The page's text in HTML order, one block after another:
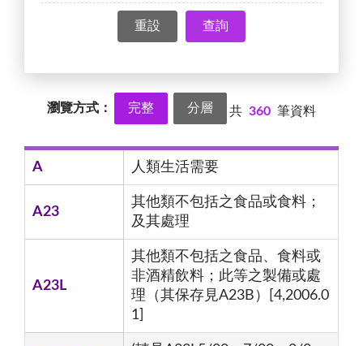
查詢
瀏覽方式： 完整 分層 共 360 筆資料
A 人類生活需要
A23
其他類不包括之食品或食料；
及其處理
A23L
其他類不包括之食品、食料或
非酒精飲料；此等之製備或處
理（其保存見A23B）[4,2006.0
1]